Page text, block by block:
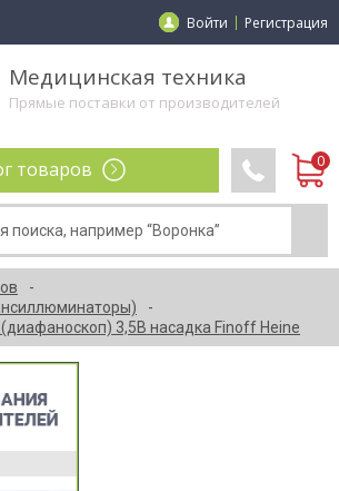
Войти Регистрация
Медицинская техника
Прямые поставки от производителей
товаров
3,5В насадка Finoff Heine